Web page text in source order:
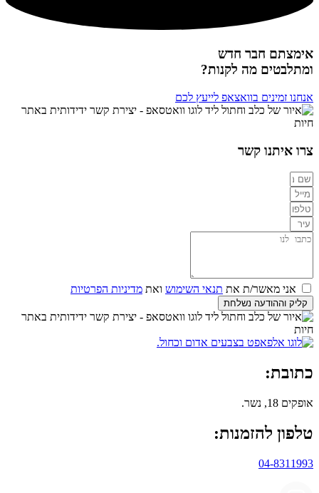
אימצתם חבר חדש
ומתלבטים מה לקנות?
אנחנו זמינים בוואצאפ לייעץ לכם
צרו איתנו קשר
אני מאשר/ת את תנאי השימוש ואת מדיניות הפרטיות
קליק וההודעה נשלחת
כתובת:
אופקים 18, נשר.
טלפון להזמנות:
04-8311993